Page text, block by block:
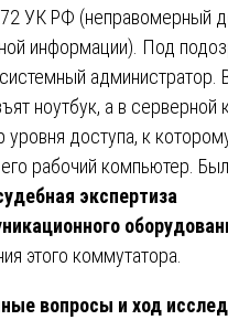
УК РФ (неправомерный
информации). Под
администратор.
ноутбук, а в серверной
уровня доступа, к
рабочий компьютер.
экспертиза
этого коммутатора.
вопросы и ход